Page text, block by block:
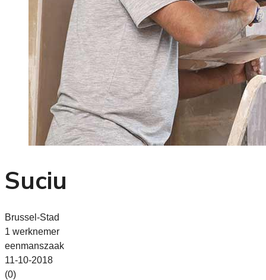
Suciu
Brussel-Stad
1 werknemer
eenmanszaak
11-10-2018
(0)